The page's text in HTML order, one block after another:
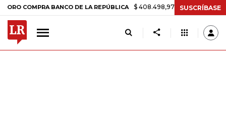
BANCO DE LA REPÚBLICA $ 408.498,97 +$ 8.753,81 +2,19%
SUSCRÍBASE